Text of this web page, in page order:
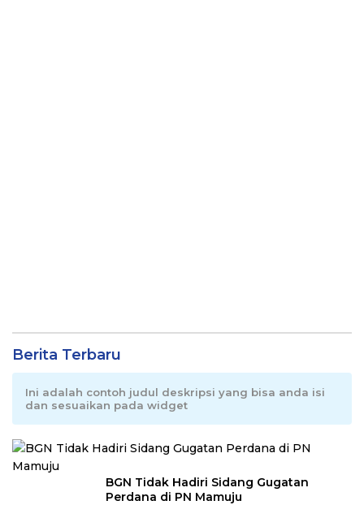
Berita Terbaru
Ini adalah contoh judul deskripsi yang bisa anda isi
dan sesuaikan pada widget
BGN Tidak Hadiri Sidang Gugatan
Perdana di PN Mamuju